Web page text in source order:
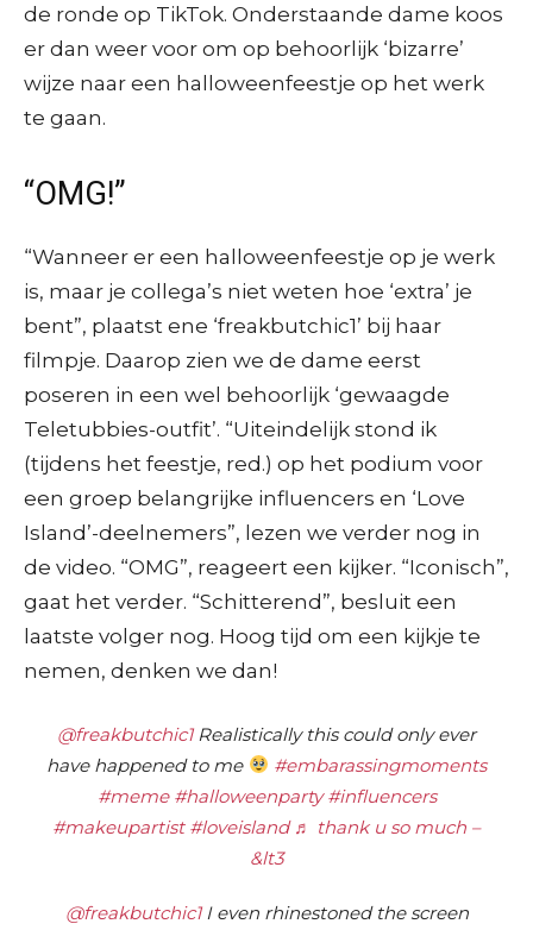
de ronde op TikTok. Onderstaande dame koos
er dan weer voor om op behoorlijk ‘bizarre’
wijze naar een halloweenfeestje op het werk
te gaan.
“OMG!”
“Wanneer er een halloweenfeestje op je werk
is, maar je collega’s niet weten hoe ‘extra’ je
bent”, plaatst ene ‘freakbutchic1’ bij haar
filmpje. Daarop zien we de dame eerst
poseren in een wel behoorlijk ‘gewaagde
Teletubbies-outfit’. “Uiteindelijk stond ik
(tijdens het feestje, red.) op het podium voor
een groep belangrijke influencers en ‘Love
Island’-deelnemers”, lezen we verder nog in
de video. “OMG”, reageert een kijker. “Iconisch”,
gaat het verder. “Schitterend”, besluit een
laatste volger nog. Hoog tijd om een kijkje te
nemen, denken we dan!
@freakbutchic1Realistically this could only ever
have happened to me
#embarassingmoments
#meme #halloweenparty #influencers
#makeupartist #loveisland ♬ thank u so much –
&lt3
@freakbutchic1I even rhinestoned the screen